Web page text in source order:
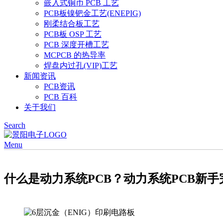
嵌入式铜币 PCB 工艺
PCB板镍钯金工艺(ENEPIG)
刚柔结合板工艺
PCB板 OSP 工艺
PCB 深度开槽工艺
MCPCB 的热导率
焊盘内过孔(VIP)工艺
新闻资讯
PCB资讯
PCB 百科
关于我们
Search
Menu
什么是动力系统PCB？动力系统PCB新手